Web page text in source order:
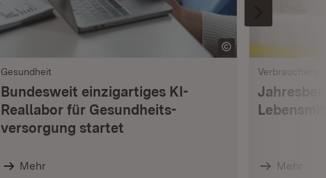
Gesundheit
Bundesweit einzigartiges KI-
Reallabor für Gesundheits­
versorgung startet
Mehr Mehr